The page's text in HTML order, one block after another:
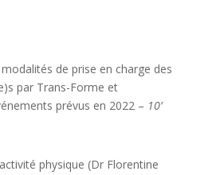
de prise en charge des
par Trans-Forme et
prévus en 2022 – 10’
physique (Dr Florentine